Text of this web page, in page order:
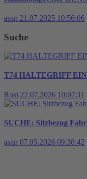
asap 21.07.2025 10:56:06
Suche
T74 HALTEGRIFF
Rosi 22.07.2026 10:07:11
SUCHE: Sitzbezug
asap 07.05.2026 09:38:42